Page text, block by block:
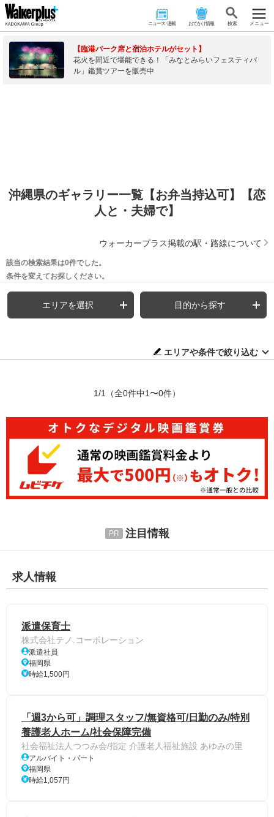
ニュース･連載 おでかけ情報 検 索 メニュー
【臨港パーク席と宿泊ホテルがセット】
花火を間近で堪能できる！「みなとみらいフェスティバ
ル」鑑賞ツアーを販売中
沖縄県のギャラリー一覧【お弁当持込可】【恋
人と・夫婦で】
ウォーカープラス掲載の駅・路線について
該当の検索結果は0件でした。
条件を変えてお探しください。
エリアを選択 目的から探す
エリアや条件で絞り込む
1/1 （全0件中1〜0件）
注目情報
求人情報
派遣保育士
株式会社テノ.コーポレーション
派遣社員
福岡県
時給1,500円
「週3から可」調理スタッフ/無資格可/日勤のみ/特別
養護老人ホーム/社会保障完備
社会福祉法人つつみ会/指定 介護老人福祉施設 あゆみの里
アルバイト・パート
福岡県
時給1,057円